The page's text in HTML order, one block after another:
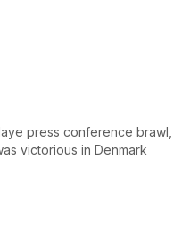
press conference brawl,
victorious in Denmark
in Missouri. Marco